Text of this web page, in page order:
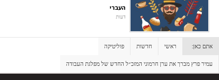
העברי
דעות
אתם כאן: ראשי חדשות פוליטיקה
עמיר פרץ מברך את ערן חרמוני המזכ״ל החדש של מפלגת העבודה